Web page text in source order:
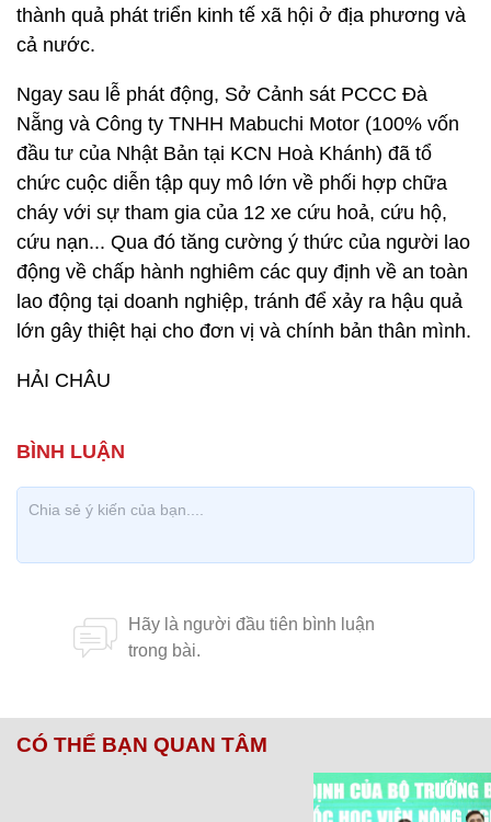
thành quả phát triển kinh tế xã hội ở địa phương và
cả nước.
Ngay sau lễ phát động, Sở Cảnh sát PCCC Đà
Nẵng và Công ty TNHH Mabuchi Motor (100% vốn
đầu tư của Nhật Bản tại KCN Hoà Khánh) đã tổ
chức cuộc diễn tập quy mô lớn về phối hợp chữa
cháy với sự tham gia của 12 xe cứu hoả, cứu hộ,
cứu nạn... Qua đó tăng cường ý thức của người lao
động về chấp hành nghiêm các quy định về an toàn
lao động tại doanh nghiệp, tránh để xảy ra hậu quả
lớn gây thiệt hại cho đơn vị và chính bản thân mình.
HẢI CHÂU
CÓ THỂ BẠN QUAN TÂM